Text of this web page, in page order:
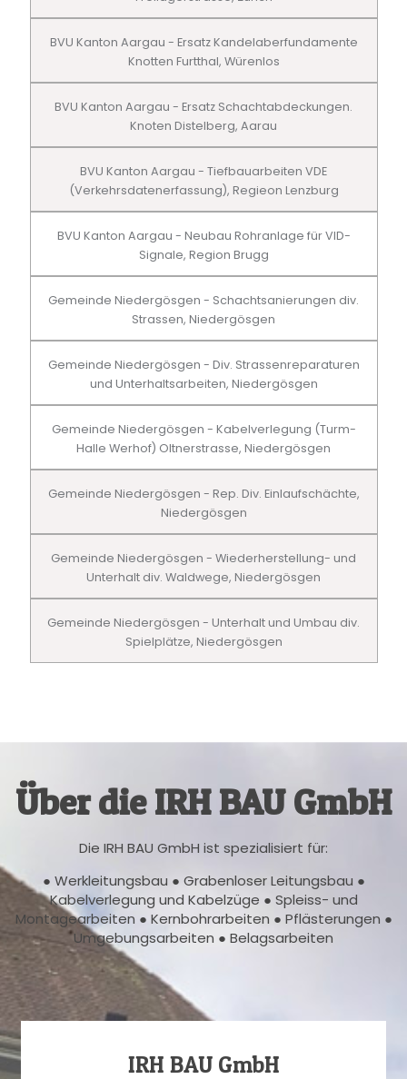
BVU Kanton Aargau - Ersatz Kandelaberfundamente
Knotten Furtthal, Würenlos
BVU Kanton Aargau - Ersatz Schachtabdeckungen.
Knoten Distelberg, Aarau
BVU Kanton Aargau - Tiefbauarbeiten VDE
(Verkehrsdatenerfassung), Regieon Lenzburg
BVU Kanton Aargau - Neubau Rohranlage für VID-
Signale, Region Brugg
Gemeinde Niedergösgen - Schachtsanierungen div.
Strassen, Niedergösgen
Gemeinde Niedergösgen - Div. Strassenreparaturen
und Unterhaltsarbeiten, Niedergösgen
Gemeinde Niedergösgen - Kabelverlegung (Turm-
Halle Werhof) Oltnerstrasse, Niedergösgen
Gemeinde Niedergösgen - Rep. Div. Einlaufschächte,
Niedergösgen
Gemeinde Niedergösgen - Wiederherstellung- und
Unterhalt div. Waldwege, Niedergösgen
Gemeinde Niedergösgen - Unterhalt und Umbau div.
Spielplätze, Niedergösgen
Über die IRH BAU GmbH
Die IRH BAU GmbH ist spezialisiert für:
● Werkleitungsbau ● Grabenloser Leitungsbau ●
Kabelverlegung und Kabelzüge ● Spleiss- und
Montagearbeiten ● Kernbohrarbeiten ● Pflästerungen ●
Umgebungsarbeiten ● Belagsarbeiten
IRH BAU GmbH